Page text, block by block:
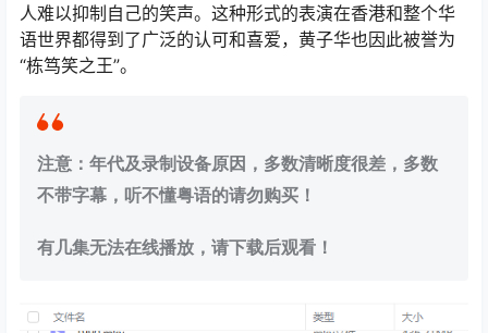
人难以抑制自己的笑声。这种形式的表演在香港和整个华
语世界都得到了广泛的认可和喜爱，黄子华也因此被誉为
“栋笃笑之王”。
注意： 年代及录制设备原因，多数清晰度很差，多数
不带字幕，听不懂粤语的请勿购买！
有几集无法在线播放，请下载后观看！